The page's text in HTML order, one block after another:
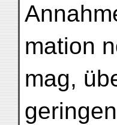
mation
mag,